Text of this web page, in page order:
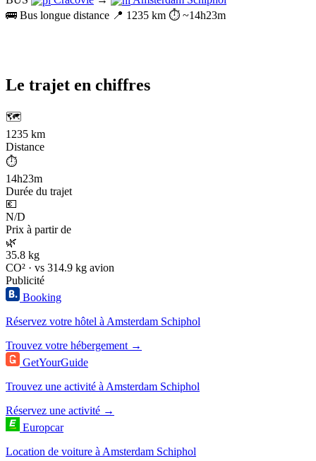
🚌 Bus longue distance 📍 1235 km ⏱️ ~14h23m
Le trajet en chiffres
🗺️
1235 km
Distance
⏱️
14h23m
Durée du trajet
💶
N/D
Prix à partir de
🌿
35.8 kg
CO² · vs 314.9 kg avion
Publicité
Booking
Réservez votre hôtel à Amsterdam Schiphol
Trouvez votre hébergement →
GetYourGuide
Trouvez une activité à Amsterdam Schiphol
Réservez une activité →
Europcar
Location de voiture à Amsterdam Schiphol